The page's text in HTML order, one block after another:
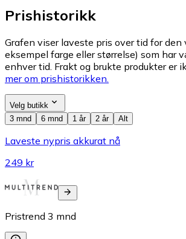
Prishistorikk
Grafen viser laveste pris over tid for
eksempel farge eller størrelse) som har
enhver tid. Frakt og brukte produkter er
mer om prishistorikken.
Velg butikk
3 mnd
6 mnd 1 år 2 år Alt
Laveste nypris akkurat nå
249 kr
Pristrend 3 mnd